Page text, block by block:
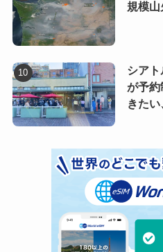
規模
シア
が予約
きた